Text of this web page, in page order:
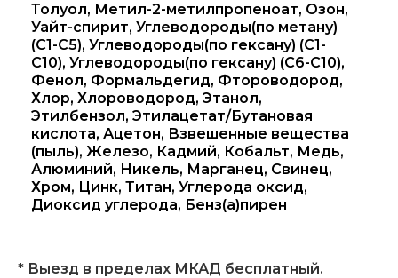
Толуол, Метил-2-метилпропеноат, Озон,
Уайт-спирит, Углеводороды(по метану)
(C1-C5), Углеводороды(по гексану) (C1-
C10), Углеводороды(по гексану) (C6-C10),
Фенол, Формальдегид, Фтороводород,
Хлор, Хлороводород, Этанол,
Этилбензол, Этилацетат/Бутановая
кислота, Ацетон, Взвешенные вещества
(пыль), Железо, Кадмий, Кобальт, Медь,
Алюминий, Никель, Марганец, Свинец,
Хром, Цинк, Титан, Углерода оксид,
Диоксид углерода, Бенз(а)пирен
* Выезд в пределах МКАД бесплатный.